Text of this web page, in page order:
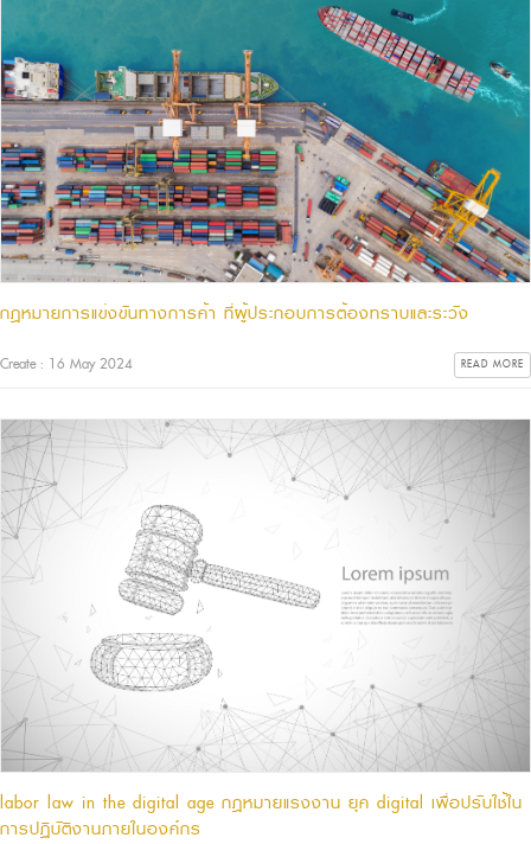
กฎหมายการแข่งขันทางการค้า ที่ผู้ประกอบการต้องทราบและระวัง
Create : 16 May 2024 READ MORE
labor law in the digital age กฎหมายแรงงาน ยุค digital เพื่อปรับใช้ใน
การปฏิบัติงานภายในองค์กร